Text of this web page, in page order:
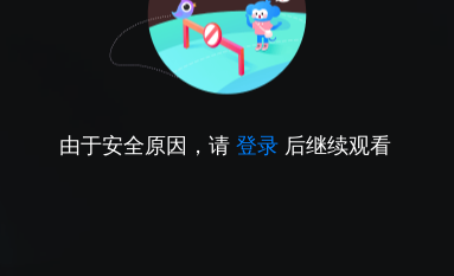
由于安全原因，请 登录 后继续观看